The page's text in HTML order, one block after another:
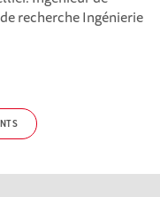
recherche Ingénierie